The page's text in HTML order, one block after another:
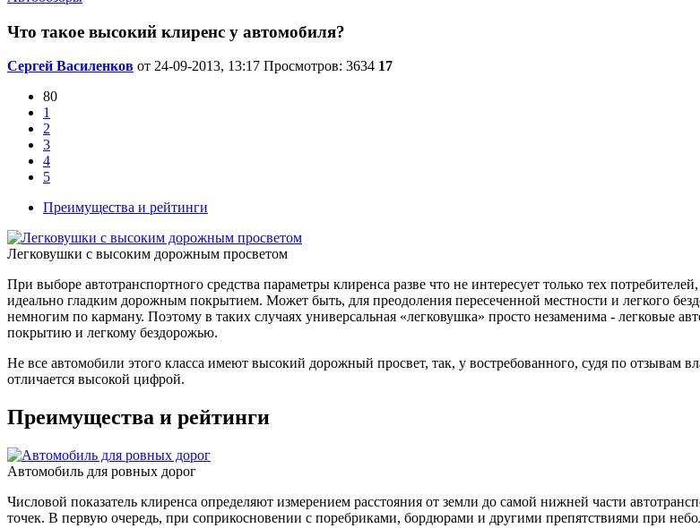
Что такое высокий клиренс у автомобиля?
Сергей Василенков от 24-09-2013, 13:17 Просмотров: 3634 17
80
1
2
3
4
5
Преимущества и рейтинги
Легковушки с высоким дорожным просветом
При выборе автотранспортного средства параметры клиренса разве что не интересует только тех
идеально гладким дорожным покрытием. Может быть, для преодоления пересеченной местности и легкого
немногим по карману. Поэтому в таких случаях универсальная «легковушка» просто незаменима - легковые
покрытию и легкому бездорожью.
Не все автомобили этого класса имеют высокий дорожный просвет, так, у востребованного, судя по отзывам
отличается высокой цифрой.
Преимущества и рейтинги
Автомобиль для ровных дорог
Числовой показатель клиренса определяют измерением расстояния от земли до самой нижней части
точек. В первую очередь, при соприкосновении с поребриками, бордюрами и другими препятствиями при